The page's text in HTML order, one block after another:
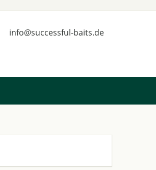
info@successful-baits.de